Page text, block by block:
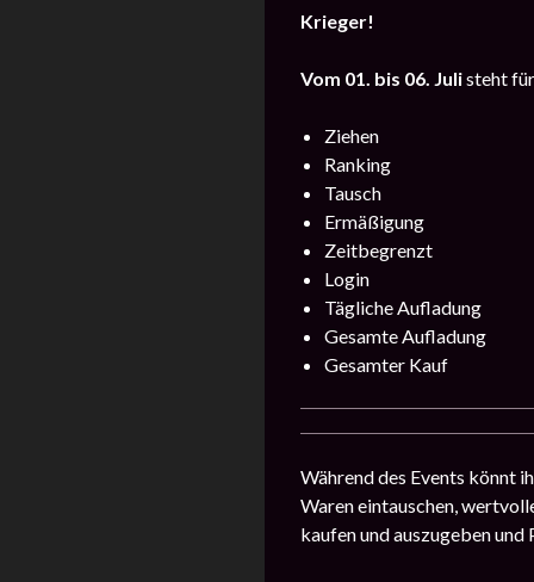
Krieger!
Vom 01. bis 06. Julisteht
Ziehen
Ranking
Tausch
Ermäßigung
Zeitbegrenzt
Login
Tägliche Aufladung
Gesamte Aufladung
Gesamter Kauf
Während des Events könnt
Waren eintauschen,
kaufen und auszugeben und